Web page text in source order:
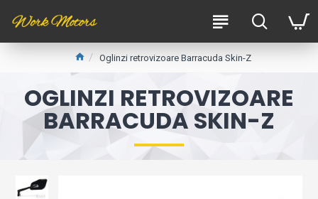
Oglinzi retrovizoare Barracuda Skin-Z
OGLINZI RETROVIZOARE
BARRACUDA SKIN-Z